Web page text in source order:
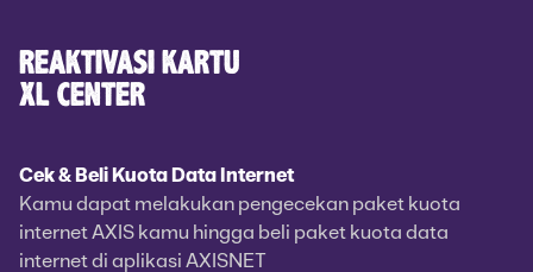
REAKTIVASI KARTU
XL CENTER
Cek & Beli Kuota Data Internet
Kamu dapat melakukan pengecekan paket kuota
internet AXIS kamu hingga beli paket kuota data
internet di aplikasi AXISNET